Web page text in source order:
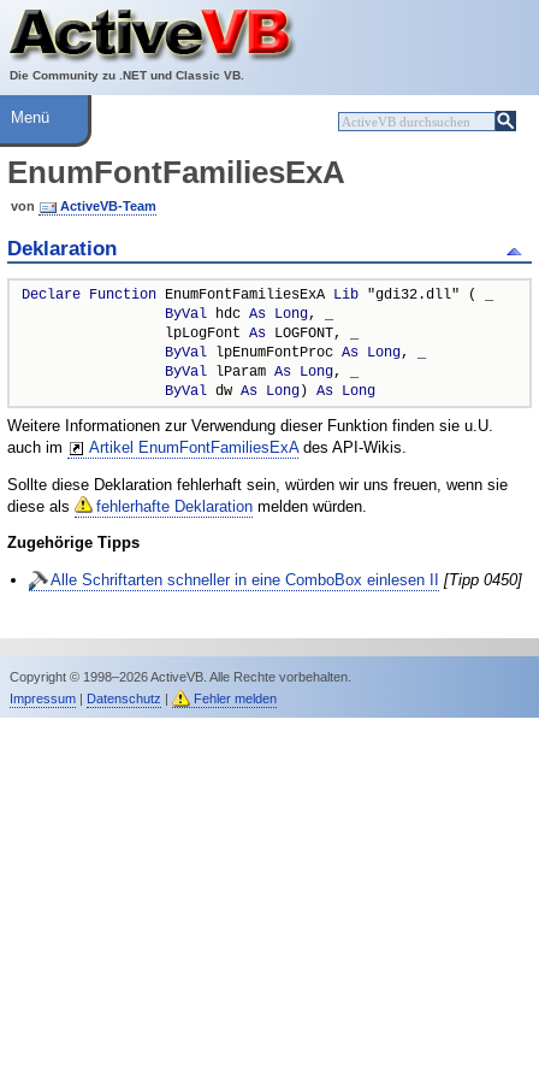
Die Community zu .NET und Classic VB.
Über ActiveVB
Hilfe
Menü
EnumFontFamiliesExA
von ActiveVB-Team
Deklaration
Declare Function EnumFontFamiliesExA Lib "gdi32.dll" ( _
ByVal hdc As Long, _
                 lpLogFont
As LOGFONT, _
ByVal lpEnumFontProc As Long, _
ByVal lParam As Long, _
ByVal dw As Long) As Long
Weitere Informationen zur Verwendung dieser Funktion finden sie u.U.
auch im
Artikel EnumFontFamiliesExAdes API-Wikis.
Sollte diese Deklaration fehlerhaft sein, würden wir uns freuen, wenn sie
diese als
fehlerhafte Deklaration melden würden.
Zugehörige Tipps
Alle Schriftarten schneller in eine ComboBox einlesen II [Tipp 0450]
Copyright © 1998–2026 ActiveVB. Alle Rechte vorbehalten.
Impressum| Datenschutz | Fehler melden